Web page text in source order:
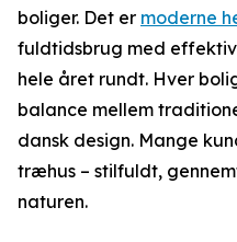
boliger. Det er moderne
fuldtidsbrug med
hele året rundt. Hver
balance mellem
dansk design. Mange
træhus – stilfuldt,
naturen.